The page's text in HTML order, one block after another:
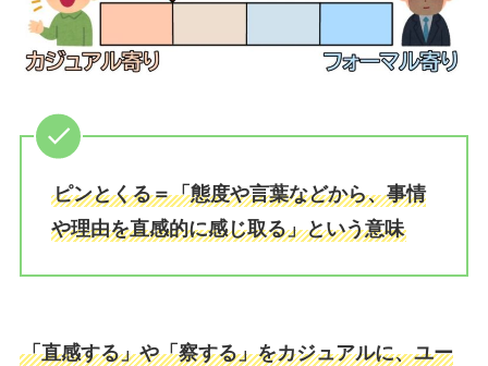
ピンとくる＝「態度や言葉などから、事情
や理由を直感的に感じ取る」という意味
「直感する」や「察する」をカジュアルに、ユー